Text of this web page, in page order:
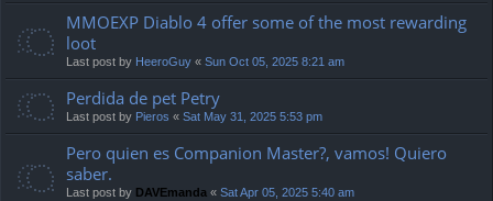
MMOEXP Diablo 4 offer some of the most rewarding
loot
Last post by HeeroGuy « Sun Oct 05, 2025 8:21 am
Perdida de pet Petry
Last post by Pieros « Sat May 31, 2025 5:53 pm
Pero quien es Companion Master?, vamos! Quiero
saber.
Last post by DAVEmanda « Sat Apr 05, 2025 5:40 am